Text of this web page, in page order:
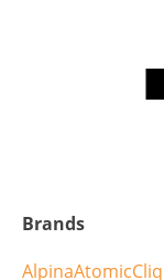
Brands
AlpinaAtomic